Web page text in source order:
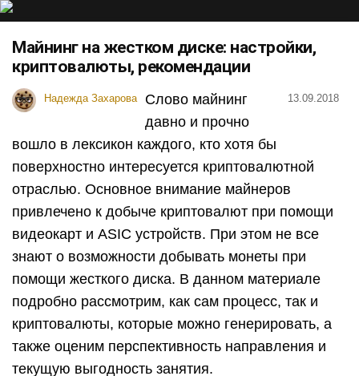
Майнинг на жестком диске: настройки,
криптовалюты, рекомендации
Надежда Захарова 13.09.2018
Слово майнинг
давно и прочно
вошло в лексикон каждого, кто хотя бы
поверхностно интересуется криптовалютной
отраслью. Основное внимание майнеров
привлечено к добыче криптовалют при помощи
видеокарт и ASIC устройств. При этом не все
знают о возможности добывать монеты при
помощи жесткого диска. В данном материале
подробно рассмотрим, как сам процесс, так и
криптовалюты, которые можно генерировать, а
также оценим перспективность направления и
текущую выгодность занятия.